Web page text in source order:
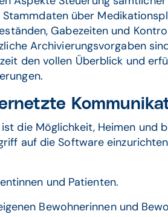
über
Gabezeiten und
Archivierungsvorgaben
den vollen Überblick und
die Möglichkeit, Heimen und
auf die Software
und Patienten.
Bewohnerinnen und